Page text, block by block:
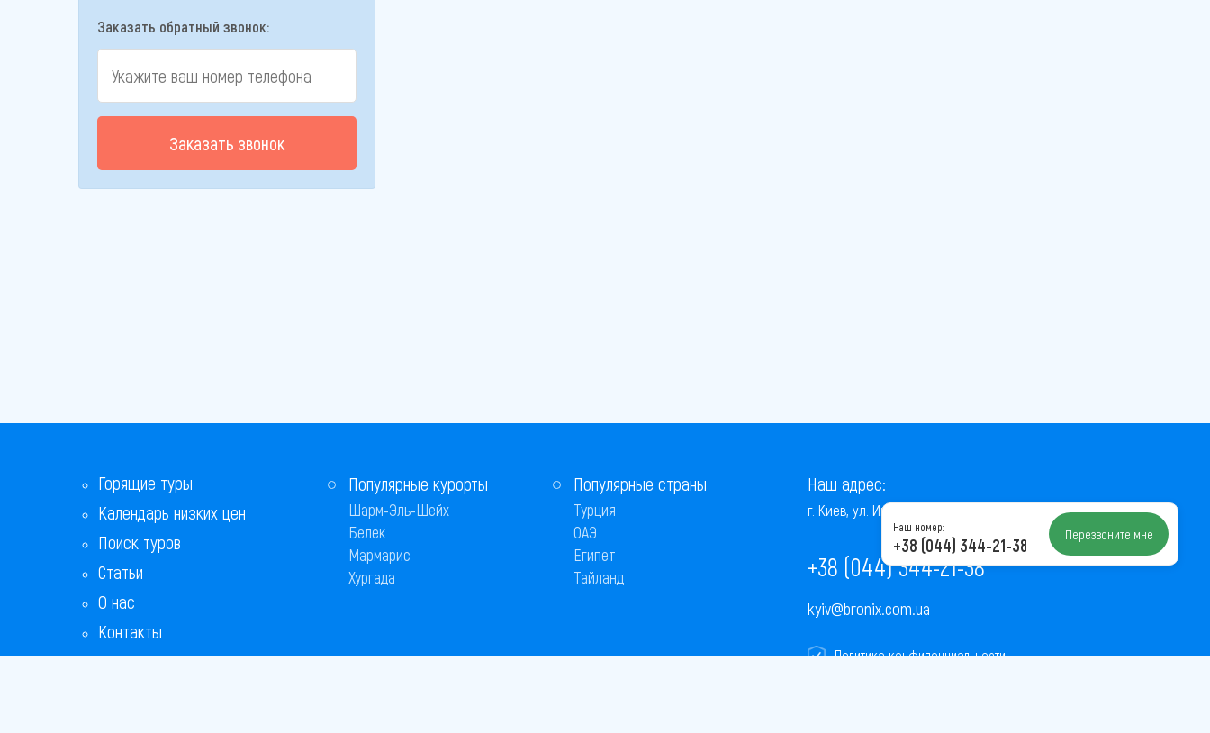
Заказать обратный звонок:
Заказать звонок
Горящие туры
Календарь низких цен
Поиск туров
Статьи
О нас
Контакты
Бонусная программа
Популярные курорты
Шарм-Эль-Шейх
Белек
Мармарис
Хургада
Популярные страны
Турция
ОАЭ
Египет
Тайланд
Наш адрес:
г. Киев, ул. Институтская, 22/7, оф. 41
+38 (044) 344-21-38
kyiv@bronix.com.ua
Политика конфиденциальности
Наш номер:
+38 (044) 344-21-38 Перезвоните мне